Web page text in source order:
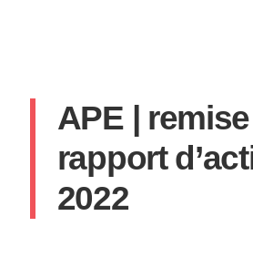
APE |
rapport
2022